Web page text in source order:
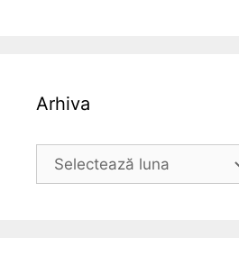
Arhiva
Arhiva